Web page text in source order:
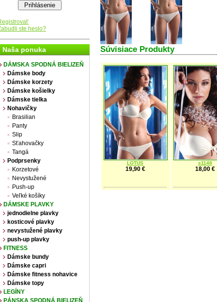
ste heslo?
Naša ponuka
DÁMSKA SPODNÁ BIELIZEŇ
Dámske body
Dámske korzety
Dámske košielky
Dámske tielka
Nohavičky
Brasilian
Panty
Slip
Sťahovačky
Tangá
Podprsenky
Korzetové
Nevystužené
Push-up
Veľké košíky
DÁMSKE PLAVKY
jednodielne plavky
kosticové plavky
nevystužené plavky
push-up plavky
FITNESS
Dámske bundy
Dámske capri
Dámske fitness nohavice
Dámske topy
LEGÍNY
PÁNSKA SPODNÁ BIELIZEŇ
Súvisiace Produkty
LOTUS
19,90 €
s1148
18,00 €